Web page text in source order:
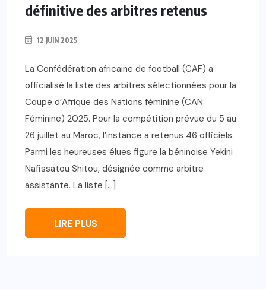
définitive des arbitres retenus
12 JUIN 2025
La Confédération africaine de football (CAF) a
officialisé la liste des arbitres sélectionnées pour la
Coupe d’Afrique des Nations féminine (CAN
Féminine) 2025. Pour la compétition prévue du 5 au
26 juillet au Maroc, l’instance a retenus 46 officiels.
Parmi les heureuses élues figure la béninoise Yekini
Nafissatou Shitou, désignée comme arbitre
assistante. La liste […]
LIRE PLUS